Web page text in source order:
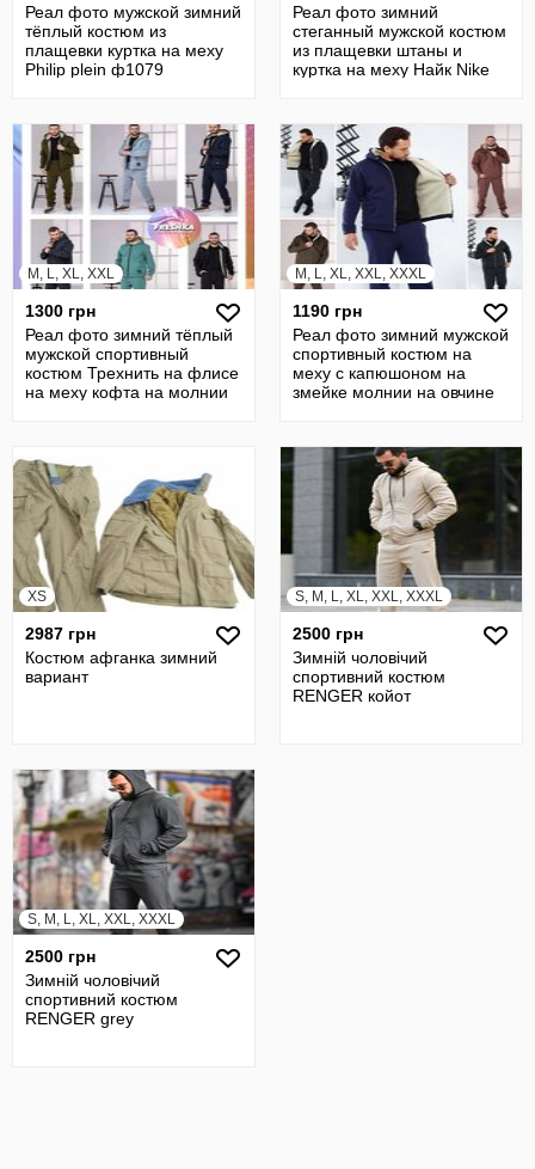
Реал фото мужской зимний
тёплый костюм из
плащевки куртка на меху
Philip plein ф1079
Реал фото зимний
стеганный мужской костюм
из плащевки штаны и
куртка на меху Найк Nike
M, L, XL, XXL
1300 грн
Реал фото зимний тёплый
мужской спортивный
костюм Трехнить на флисе
на меху кофта на молнии
M, L, XL, XXL, XXXL
1190 грн
Реал фото зимний мужской
спортивный костюм на
меху с капюшоном на
змейке молнии на овчине
XS
2987 грн
Костюм афганка зимний
вариант
S, M, L, XL, XXL, XXXL
2500 грн
Зимній чоловічий
спортивний костюм
RENGER койот
S, M, L, XL, XXL, XXXL
2500 грн
Зимній чоловічий
спортивний костюм
RENGER grey